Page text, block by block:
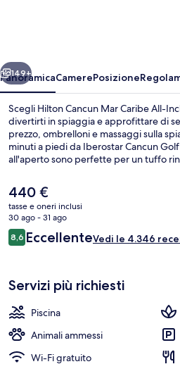
Inclusive
Resort
Avanti
149+
PanoramicaCamerePosizione
Scegli Hilton Cancun Mar Caribe All-
divertirti in spiaggia e approfittare di
prezzo, ombrelloni e massaggi sulla
minuti a piedi da Iberostar Cancun
all'aperto sono perfette per un tuffo
tissue”, body wrap e manicure/
ristoranti, propone cucina mediterranea
punti di forza di questo resort di lusso
terrazza panoramica e un miniclub per
apprezzano molto la piscina e il
Il
prezzo
attuale
è
440 €
440 €
tasse e oneri inclusi
30 ago - 31 ago
Recensioni
8,68,6 su 10
EccellenteVedi le 4.346
Servizi più richiesti
Piscina
Animali ammessi
Wi-Fi gratuito